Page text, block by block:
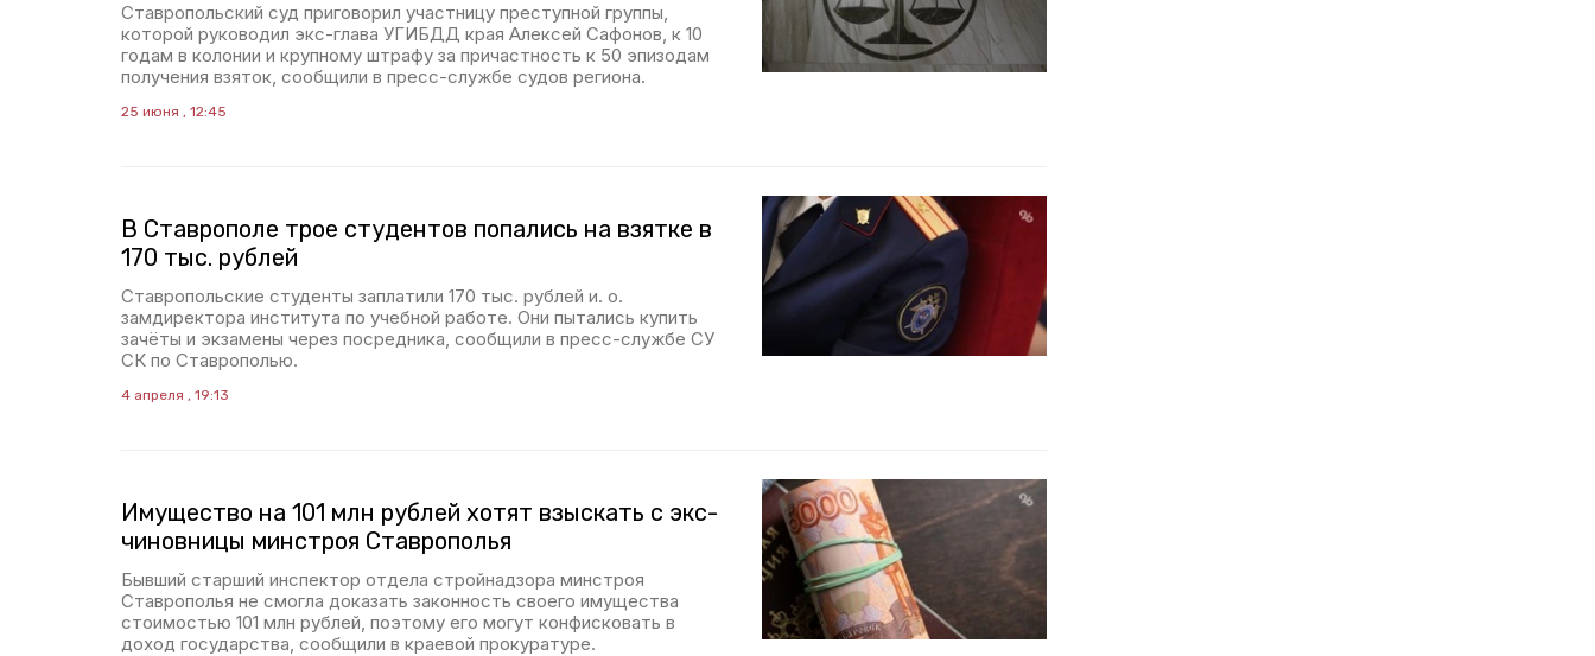
Ставропольский суд приговорил участницу преступной группы,
которой руководил экс-глава УГИБДД края Алексей Сафонов, к 10
годам в колонии и крупному штрафу за причастность к 50 эпизодам
получения взяток, сообщили в пресс-службе судов региона.
25 июня , 12:45
В Ставрополе трое студентов попались на взятке в
170 тыс. рублей
Ставропольские студенты заплатили 170 тыс. рублей и. о.
замдиректора института по учебной работе. Они пытались купить
зачёты и экзамены через посредника, сообщили в пресс-службе СУ
СК по Ставрополью.
4 апреля , 19:13
Имущество на 101 млн рублей хотят взыскать с экс-
чиновницы минстроя Ставрополья
Бывший старший инспектор отдела стройнадзора минстроя
Ставрополья не смогла доказать законность своего имущества
стоимостью 101 млн рублей, поэтому его могут конфисковать в
доход государства, сообщили в краевой прокуратуре.